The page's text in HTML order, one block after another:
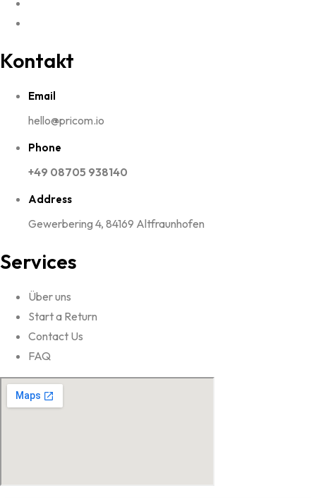
Kontakt
Email
hello@pricom.io
Phone
+49 08705 938140
Address
Gewerbering 4, 84169 Altfraunhofen
Services
Über uns
Start a Return
Contact Us
FAQ